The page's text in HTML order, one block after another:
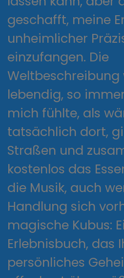
geschafft, meine
unheimlicher
einzufangen. Die
Weltbeschreibung
lebendig, so
mich fühlte, als
tatsächlich dort,
Straßen und
kostenlos das
die Musik, auch
Handlung sich
magische Kubus:
Erlebnisbuch, das
persönliches